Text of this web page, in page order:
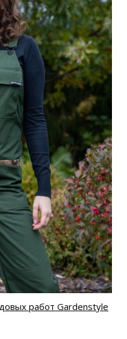
работ Gardenstyle